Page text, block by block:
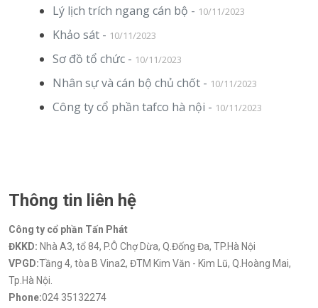
Lý lịch trích ngang cán bộ - 10/11/2023
Khảo sát - 10/11/2023
Sơ đồ tổ chức - 10/11/2023
Nhân sự và cán bộ chủ chốt - 10/11/2023
Công ty cổ phần tafco hà nội - 10/11/2023
Thông tin liên hệ
Công ty cổ phần Tấn Phát
ĐKKD: Nhà A3, tổ 84, P.Ô Chợ Dừa, Q.Đống Đa, TP.Hà Nội
VPGD:Tầng 4, tòa B Vina2, ĐTM Kim Văn - Kim Lũ, Q.Hoàng Mai,
Tp.Hà Nội.
Phone:024 35132274